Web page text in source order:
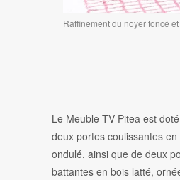
Raffinement du noyer foncé
Le Meuble TV Pitea est
deux portes coulissantes en
ondulé, ainsi que de deux
battantes en bois latté,